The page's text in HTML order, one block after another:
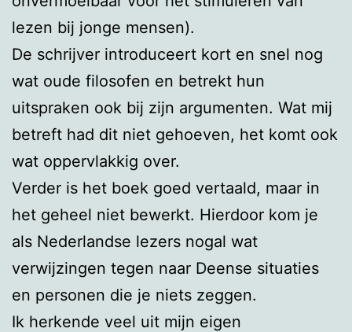
lezen bij jonge mensen).
De schrijver introduceert kort en snel nog
wat oude filosofen en betrekt hun
uitspraken ook bij zijn argumenten. Wat mij
betreft had dit niet gehoeven, het komt ook
wat oppervlakkig over.
Verder is het boek goed vertaald, maar in
het geheel niet bewerkt. Hierdoor kom je
als Nederlandse lezers nogal wat
verwijzingen tegen naar Deense situaties
en personen die je niets zeggen.
Ik herkende veel uit mijn eigen